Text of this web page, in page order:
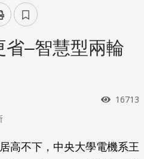
省–智慧型兩輪
瀏覽次
16713
高不下，中央大學電機系王